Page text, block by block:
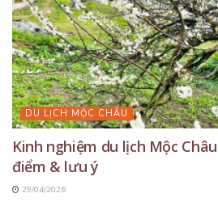
DU LỊCH MỘC CHÂU
Kinh nghiệm du lịch Mộc
điểm & lưu ý
29/04/2026